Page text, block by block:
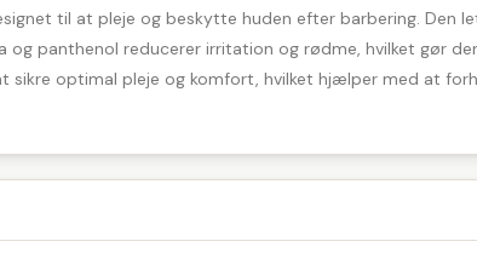
til at pleje og beskytte huden efter barbering.
og panthenol reducerer irritation og rødme, hvilket gør
optimal pleje og komfort, hvilket hjælper med at